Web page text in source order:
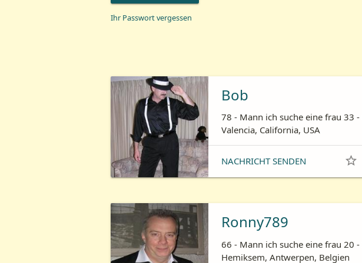
Ihr Passwort vergessen
Bob
78 - Mann ich suche eine frau 33 -
Valencia, California, USA
NACHRICHT SENDEN 
Ronny789
66 - Mann ich suche eine frau 20 -
Hemiksem, Antwerpen, Belgien